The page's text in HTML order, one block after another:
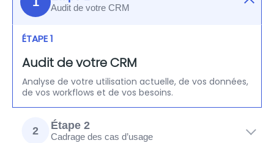
Audit de votre CRM
ÉTAPE 1
Audit de votre CRM
Analyse de votre utilisation actuelle, de vos données,
de vos workflows et de vos besoins.
2 Étape 2
Cadrage des cas d’usage